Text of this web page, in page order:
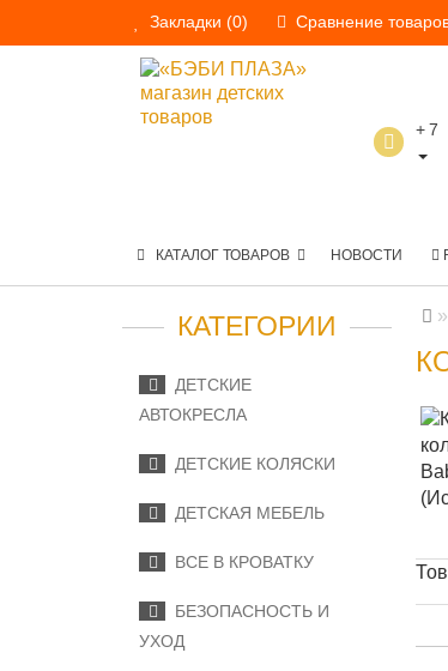
Закладки (0) Сравнение
+7
КАТАЛОГ ТОВАРОВ НОВОСТИ
КАТЕГОРИИ
ДЕТСКИЕ
АВТОКРЕСЛА
ДЕТСКИЕ КОЛЯСКИ
ДЕТСКАЯ МЕБЕЛЬ
ВСЕ В КРОВАТКУ
БЕЗОПАСНОСТЬ И
УХОД